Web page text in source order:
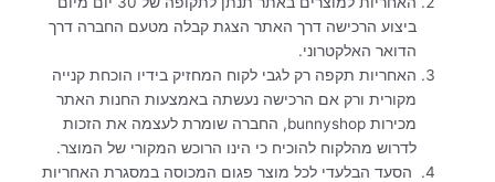
ביצוע הרכישה דרך האתר הצגת קבלה מטעם החברה דרך
הדואר האלקטרוני.
האחריות תקפה רק לגבי לקוח המחזיק בידיו הוכחת קנייה
מקורית ורק אם הרכישה נעשתה באמצעות החנות האתר
מכירות bunnyshop, החברה שומרת לעצמה את הזכות
לדרוש מהלקוח להוכיח כי הינו הרוכש המקורי של המוצר.
הסעד הבלעדי לכל מוצר פגום המכוסה במסגרת האחריות